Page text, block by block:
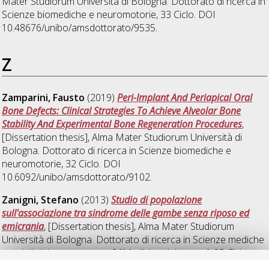
Scienze biomediche e neuromotorie, 33 Ciclo. DOI
10.48676/unibo/amsdottorato/9535.
Z
Zamparini, Fausto (2019)Peri-Implant And Periapical Oral
Bone Defects: Clinical Strategies To Achieve Alveolar Bone
Stability And Experimental Bone Regeneration Procedures,
[Dissertation thesis], Alma Mater Studiorum Università di
Bologna. Dottorato di ricerca in Scienze biomediche e
neuromotorie, 32 Ciclo. DOI
10.6092/unibo/amsdottorato/9102.
Zanigni, Stefano (2013)Studio di popolazione
sull'associazione tra sindrome delle gambe senza riposo ed
emicrania, [Dissertation thesis], Alma Mater Studiorum
Università di Bologna. Dottorato di ricerca inScienze mediche
specialistiche: progetto n. 2 "Medicina del sonno", 25 Ciclo.